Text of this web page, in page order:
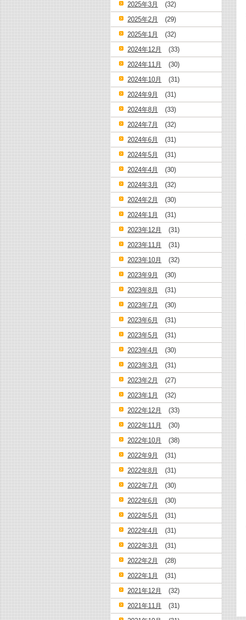
2025年3月
(32)
2025年2月
(29)
2025年1月
(32)
2024年12月
(33)
2024年11月
(30)
2024年10月
(31)
2024年9月
(31)
2024年8月
(33)
2024年7月
(32)
2024年6月
(31)
2024年5月
(31)
2024年4月
(30)
2024年3月
(32)
2024年2月
(30)
2024年1月
(31)
2023年12月
(31)
2023年11月
(31)
2023年10月
(32)
2023年9月
(30)
2023年8月
(31)
2023年7月
(30)
2023年6月
(31)
2023年5月
(31)
2023年4月
(30)
2023年3月
(31)
2023年2月
(27)
2023年1月
(32)
2022年12月
(33)
2022年11月
(30)
2022年10月
(38)
2022年9月
(31)
2022年8月
(31)
2022年7月
(30)
2022年6月
(30)
2022年5月
(31)
2022年4月
(31)
2022年3月
(31)
2022年2月
(28)
2022年1月
(31)
2021年12月
(32)
2021年11月
(31)